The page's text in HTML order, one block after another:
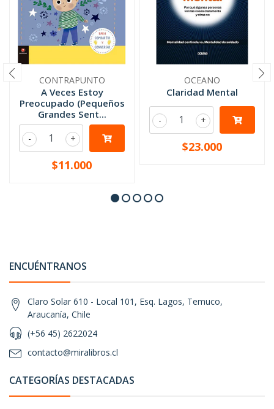
CONTRAPUNTO
A Veces Estoy
Preocupado (Pequeños
Grandes Sent...
+
-
$11.000
OCEANO
Claridad Mental
+
-
$23.000
ENCUÉNTRANOS
Claro Solar 610 - Local 101, Esq. Lagos, Temuco,
Araucanía, Chile
(+56 45) 2622024
contacto@miralibros.cl
CATEGORÍAS DESTACADAS